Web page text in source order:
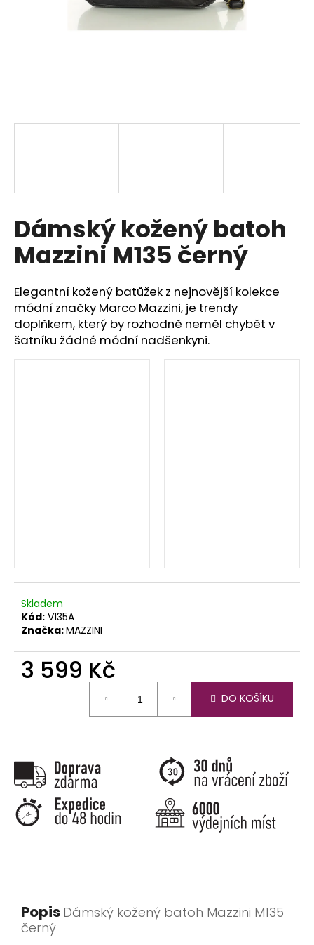
Dámský kožený batoh
Mazzini M135 černý
Elegantní kožený batůžek z nejnovější kolekce
módní značky Marco Mazzini, je trendy
doplňkem, který by rozhodně neměl chybět v
šatníku žádné módní nadšenkyni.
Skladem
Kód: V135A
Značka:MAZZINI
3 599 Kč
DO KOŠÍKU
Popis Dámský kožený batoh Mazzini M135
černý
D
o
p
r
u
č
u
j
e